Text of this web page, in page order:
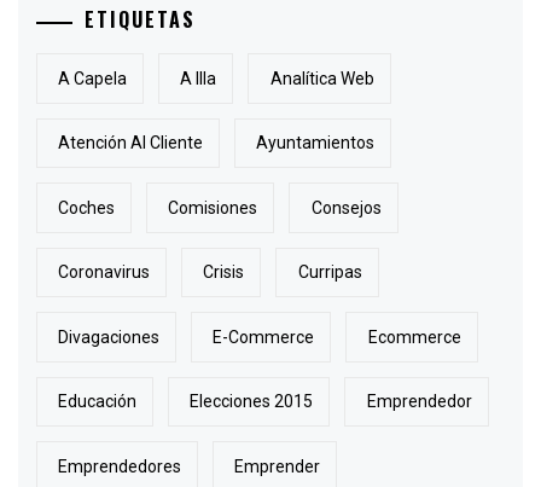
ETIQUETAS
A Capela A Illa Analítica Web
Atención Al Cliente Ayuntamientos
Coches Comisiones Consejos
Coronavirus Crisis Curripas
Divagaciones E-Commerce Ecommerce
Educación Elecciones 2015 Emprendedor
Emprendedores Emprender